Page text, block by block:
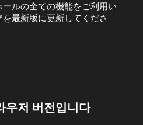
ルの全ての機能をご利用い
最新版に更新してくださ
우저 버전입니다